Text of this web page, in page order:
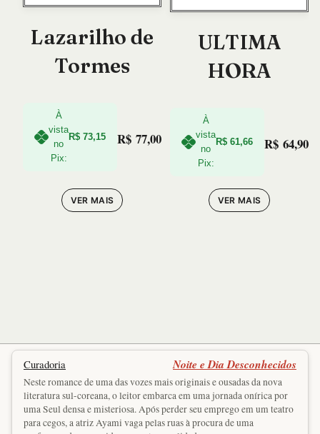
Lazarilho de
Tormes
À
vista
no
Pix:
R$ 73,15 R$ 77,00
VER MAIS
ULTIMA
HORA
À
vista
no
Pix:
R$ 61,66 R$ 64,90
VER MAIS
Curadoria Noite e Dia Desconhecidos
Neste romance de uma das vozes mais originais e ousadas da nova
literatura sul-coreana, o leitor embarca em uma jornada onírica por
uma Seul densa e misteriosa. Após perder seu emprego em um teatro
para cegos, a atriz Ayami vaga pelas ruas à procura de uma